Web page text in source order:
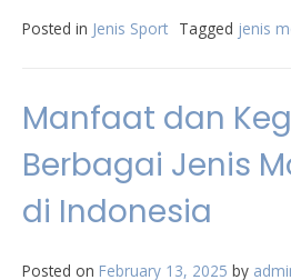
Posted in Jenis Sport Tagged jenis
Manfaat dan
Berbagai Jenis
di Indonesia
Posted on February 13, 2025 by